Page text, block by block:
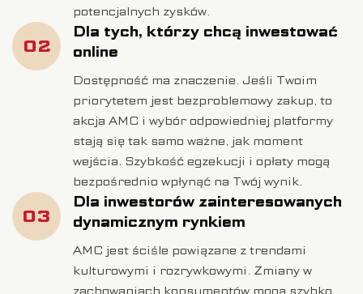
potencjalnych zysków.
02
Dla tych, którzy chcą inwestować
online
Dostępność ma znaczenie. Jeśli Twoim
priorytetem jest bezproblemowy zakup, to
akcja AMC i wybór odpowiedniej platformy
stają się tak samo ważne, jak moment
wejścia. Szybkość egzekucji i opłaty mogą
bezpośrednio wpłynąć na Twój wynik.
03
Dla inwestorów zainteresowanych
dynamicznym rynkiem
AMC jest ściśle powiązane z trendami
kulturowymi i rozrywkowymi. Zmiany w
zachowaniach konsumentów mogą szybko